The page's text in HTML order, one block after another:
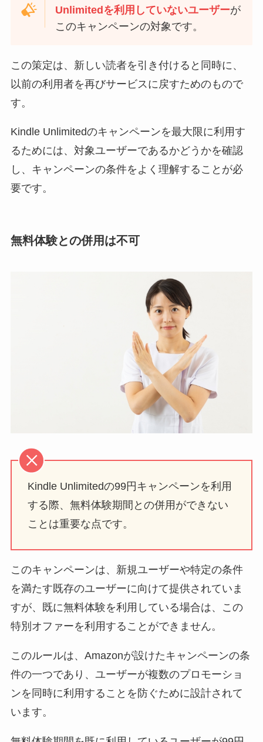
Unlimitedを利用していないユーザーが
このキャンペーンの対象です。
この策定は、新しい読者を引き付けると同時に、
以前の利用者を再びサービスに戻すためのもので
す。
Kindle Unlimitedのキャンペーンを最大限に利用す
るためには、対象ユーザーであるかどうかを確認
し、キャンペーンの条件をよく理解することが必
要です。
無料体験との併用は不可
Kindle Unlimitedの99円キャンペーンを利用
する際、無料体験期間との併用ができない
ことは重要な点です。
このキャンペーンは、新規ユーザーや特定の条件
を満たす既存のユーザーに向けて提供されていま
すが、既に無料体験を利用している場合は、この
特別オファーを利用することができません。
このルールは、Amazonが設けたキャンペーンの条
件の一つであり、ユーザーが複数のプロモーショ
ンを同時に利用することを防ぐために設計されて
います。